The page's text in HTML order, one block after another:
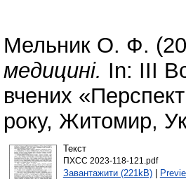
Мельник О. Ф.
медицині. In: ІІІ
вчених
року, Житомир,
Текст
ПХСС 2023-118-121.pdf
Завантажити (221kB)|